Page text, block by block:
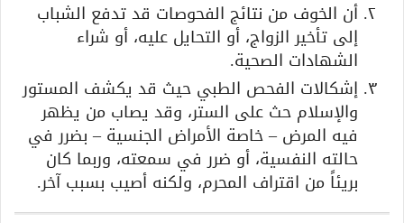
أن الخوف من نتائج الفحوصات قد تدفع الشباب
إلى تأخير الزواج، أو التحايل عليه، أو شراء
الشهادات الصحية.
إشكالات الفحص الطبي حيث قد يكشف المستور
والإسلام حث على الستر، وقد يصاب من يظهر
فيه المرض – خاصة الأمراض الجنسية – بضرر في
حالته النفسية، أو ضرر في سمعته، وربما كان
بريئاً من اقتراف المحرم، ولكنه أصيب بسبب آخر.